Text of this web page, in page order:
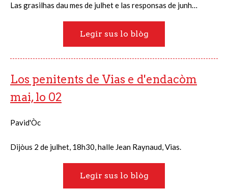
Las grasilhas dau mes de julhet e las responsas de junh…
Legir sus lo blòg
Los penitents de Vias e d'endacòm
mai, lo 02
Pavid'Òc
Dijòus 2 de julhet, 18h30, halle Jean Raynaud, Vias.
Legir sus lo blòg